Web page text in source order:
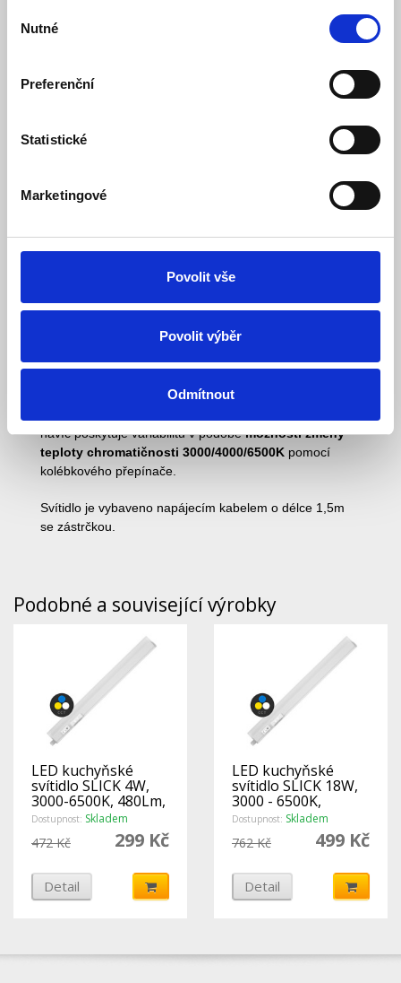
souhlasu
Nutné
Preferenční
Statistické
Marketingové
Povolit vše
Povolit výběr
Odmítnout
Dostupnost:
Skladem
Popis
je vhodné pro podsvícení kuchyňské linky, ale
navíc poskytuje variabilitu v podoběmožnosti změny
teploty chromatičnosti 3000/4000/6500K pomocí
kolébkového přepínače.
Svítidlo je vybaveno napájecím kabelem o délce 1,5m
se zástrčkou.
Podobné a související výrobky
LED kuchyňské
svítidlo SLICK 4W,
3000-6500K, 480Lm,
s přívodním
kabelem - ECOLITE
Dostupnost: Skladem
299 Kč
472 Kč
Detail
LED kuchyňské
svítidlo SLICK 18W,
3000 - 6500K,
2160Lm, s
přívodním kabelem -
ECOLITE
Dostupnost: Skladem
499 Kč
762 Kč
Detail